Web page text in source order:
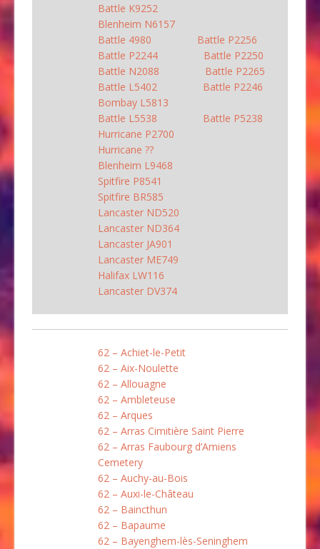
Battle K9252
Blenheim N6157
Battle 4980
Battle P2256
Battle P2244
Battle P2250
Battle N2088
Battle P2265
Battle L5402
Battle P2246
Bombay L5813
Battle L5538
Battle P5238
Hurricane P2700
Hurricane ??
Blenheim L9468
Spitfire P8541
Spitfire BR585
Lancaster ND520
Lancaster ND364
Lancaster JA901
Lancaster ME749
Halifax LW116
Lancaster DV374
62 – Achiet-le-Petit
62 – Aix-Noulette
62 – Allouagne
62 – Ambleteuse
62 – Arques
62 – Arras Cimitière Saint Pierre
62 – Arras Faubourg d’Amiens
Cemetery
62 – Auchy-au-Bois
62 – Auxi-le-Château
62 – Baincthun
62 – Bapaume
62 – Bayenghem-lès-Seninghem